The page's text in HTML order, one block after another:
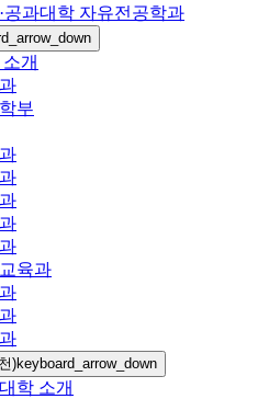
공과대학 자유전공학과
개
부
육과
)keyboard_arrow_down
학 소개